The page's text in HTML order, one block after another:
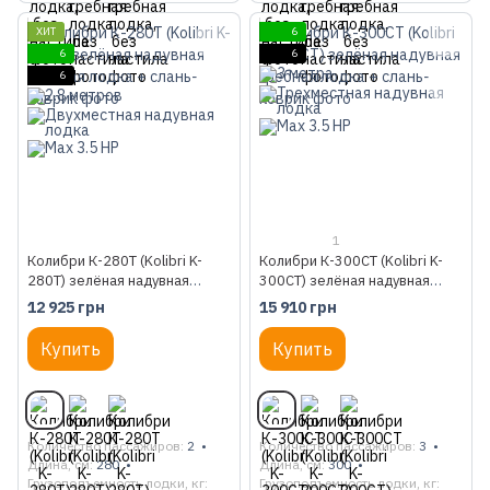
ХИТ
6
6
Колибри К-280Т (Kolibri K-
280T) зелёная надувная
гребная лодка + слань-
12 925 грн
Купить
Количество пассажиров 2
Длина, см 280
Грузоподъемность лодки, кг
6
6
1
Колибри К-300СТ (Kolibri K-
300CT) зелёная надувная
гребная лодка + слань-
15 910 грн
Купить
Количество пассажиров 3
Длина, см 300
Грузоподъемность лодки, кг